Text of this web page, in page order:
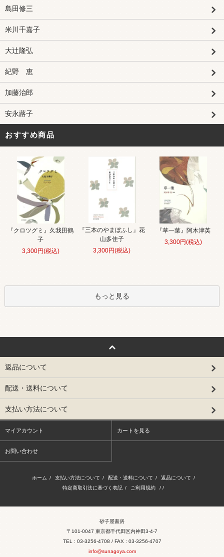
島田修三
米川千嘉子
大辻隆弘
紀野 恵
加藤治郎
安永蕗子
おすすめ商品
『クロツグミ』久我田鶴
子
3,300円(税込)
『三本のやまぼふし』花
山多佳子
3,300円(税込)
『草一葉』阿木津英
3,300円(税込)
もっと見る
返品について
配送・送料について
支払い方法について
マイアカウント カートを見る
お問い合わせ
ホーム / 支払い方法について / 配送・送料について / 返品について /
特定商取引法に基づく表記 / ご利用規約 / /
砂子屋書房
〒101-0047 東京都千代田区内神田3-4-7
TEL : 03-3256-4708 / FAX : 03-3256-4707
info@sunagoya.com